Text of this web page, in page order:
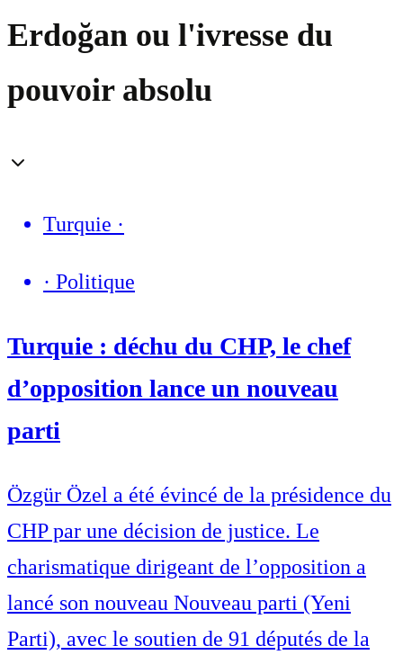
Erdoğan ou l'ivresse du
pouvoir absolu
Turquie ·
· Politique
Turquie : déchu du CHP, le chef
d’opposition lance un nouveau
parti
Özgür Özel a été évincé de la présidence du
CHP par une décision de justice. Le
charismatique dirigeant de l’opposition a
lancé son nouveau Nouveau parti (Yeni
Parti), avec le soutien de 91 députés de la